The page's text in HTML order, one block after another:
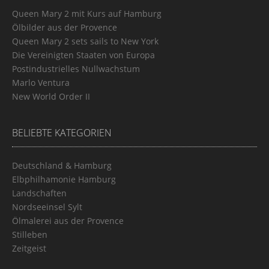
Queen Mary 2 mit Kurs auf Hamburg
Ölbilder aus der Provence
Queen Mary 2 sets sails to New York
Die Vereinigten Staaten von Europa
Postindustrielles Nullwachstum
Marlo Ventura
New World Order II
BELIEBTE KATEGORIEN
Deutschland & Hamburg
Elbphilhamonie Hamburg
Landschaften
Nordseeinsel Sylt
Ölmalerei aus der Provence
Stilleben
Zeitgeist